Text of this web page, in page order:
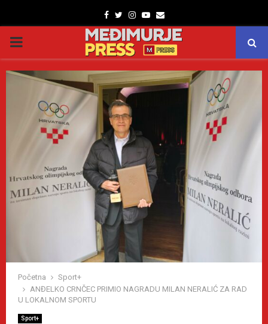
Facebook
TwitterInstagram
Youtube
Email
PRIMARY
MENU
Početna
Sport+
ANĐELKO CRNČEC PRIMIO NAGRADU MILAN NERALIĆ ZA RAD
U LOKALNOM SPORTU
Sport+